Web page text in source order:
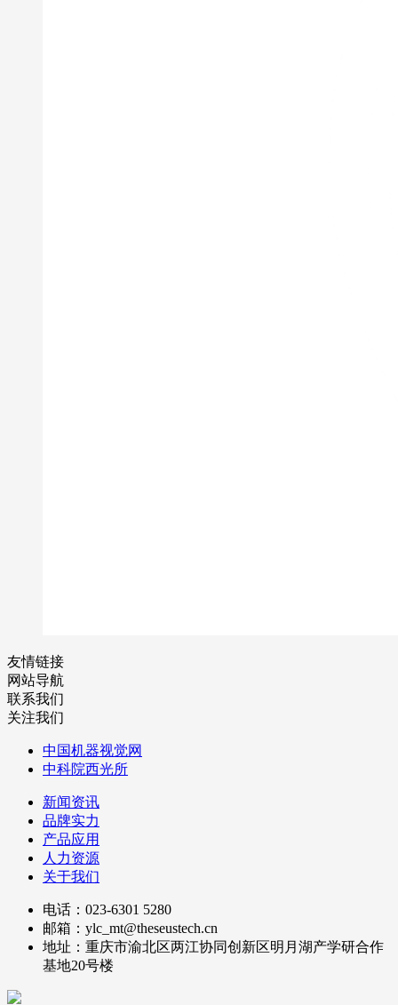
友情链接
网站导航
联系我们
关注我们
中国机器视觉网
中科院西光所
新闻资讯
品牌实力
产品应用
人力资源
关于我们
电话：023-6301 5280
邮箱：ylc_mt@theseustech.cn
地址：重庆市渝北区两江协同创新区明月湖产学研合作
基地20号楼